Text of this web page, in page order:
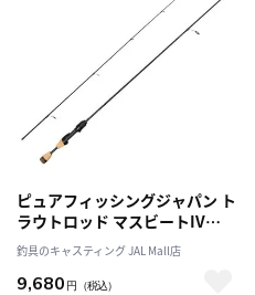
ピュアフィッシングジャパン ト
ラウトロッド マスビートIV
MBES-612XUL (スピニング/2ピ
ース)
釣具のキャスティング JAL Mall店
9,680 円 （税込）